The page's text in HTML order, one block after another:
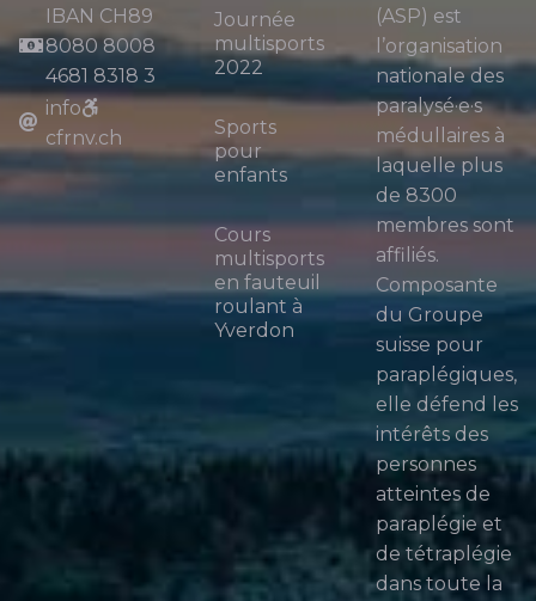
IBAN CH89
8080 8008
4681 8318 3
info
cfrnv.ch
Journée
multisports
2022
Sports
pour
enfants
Cours
multisports
en fauteuil
roulant à
Yverdon
(ASP) est
l’organisation
nationale des
paralysé·e·s
médullaires à
laquelle plus
de 8300
membres sont
affiliés.
Composante
du Groupe
suisse pour
paraplégiques,
elle défend les
intérêts des
personnes
atteintes de
paraplégie et
de tétraplégie
dans toute la